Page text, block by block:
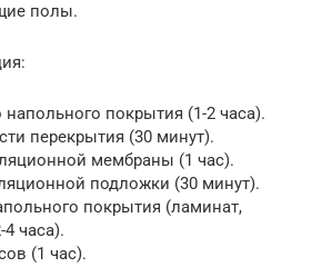
полы.
покрытия (1-2 часа).
перекрытия (30 минут).
мембраны (1 час).
подложки (30 минут).
покрытия (ламинат,
часа).
(1 час).